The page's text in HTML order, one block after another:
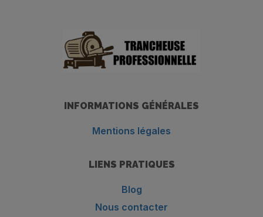
INFORMATIONS GÉNÉRALES
Mentions légales
LIENS PRATIQUES
Blog
Nous contacter